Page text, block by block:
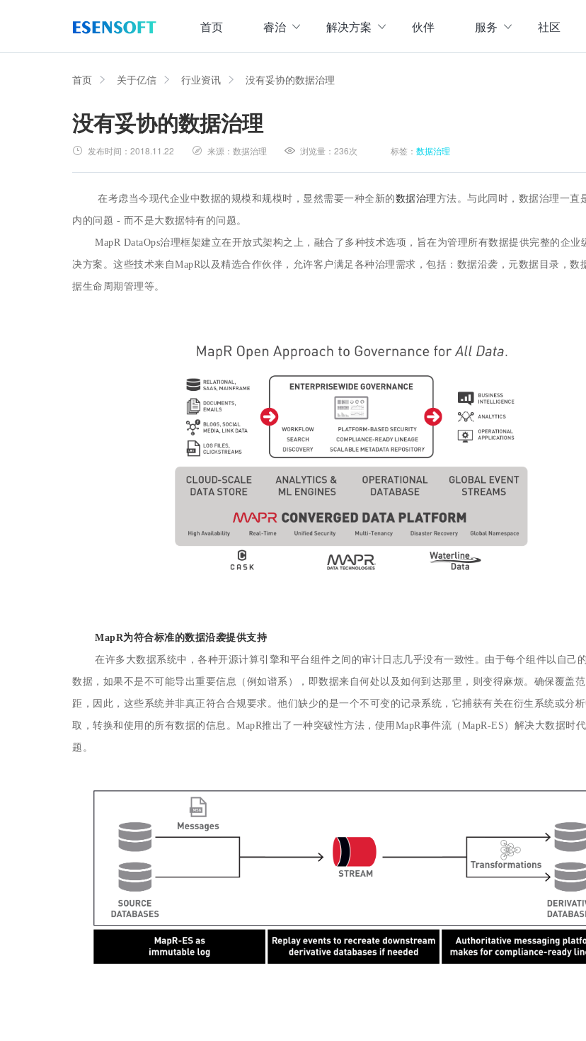
首页 睿治
睿治智能数据治理平台
数据采集
数据集成管理
数据建模与ETF设计，实现数据集中
数据交换管理
数据整合交换，让数据畅通流转
实时计算存储
企业级实时大数据管理，支撑实时决
理清数据资源
数据标准
发现问题发起
解决方案
数据治理全域解决方案
大数据治理方案
从采、存、管、用四大方面构建数据治理体系，实现数字化经营
大数据资产管理方案
集数据集成、数据治理、资产规划开发、资产运营等场景应用于一体
主数据管理方案
主数据全生命周期管理，保障主数据一致性、权威性、共享性，提高企业运营效率
集元数据采集和规整、数据标准建立与评估、数据质量管控与跟踪等场景应用于一体
以元数据
指标体系
面向业务和
集数据采集
涵盖数据
伙伴 服务 社区
首页 关于亿信 行业资讯 没有妥协的数据治理
没有妥协的数据治理
发布时间： 2018.11.22 来源： 数据治理 浏览量： 236次 标签： 数据治理
在考虑当今现代企业中数据的规模和规模时，显然需要一种全新的数据治理方法。与此同时，数据治理一直
内的问题 - 而不是大数据特有的问题。
MapR DataOps治理框架建立在开放式架构之上，融合了多种技术选项，旨在为管理所有数据提供完整的企业
决方案。这些技术来自MapR以及精选合作伙伴，允许客户满足各种治理需求，包括：数据沿袭，元数据目录，数
据生命周期管理等。
MapR为符合标准的数据沿袭提供支持
在许多大数据系统中，各种开源计算引擎和平台组件之间的审计日志几乎没有一致性。由于每个组件以自己
数据，如果不是不可能导出重要信息（例如谱系），即数据来自何处以及如何到达那里，则变得麻烦。确保覆盖
距，因此，这些系统并非真正符合合规要求。他们缺少的是一个不可变的记录系统，它捕获有关在衍生系统或分
取，转换和使用的所有数据的信息。MapR推出了一种突破性方法，使用MapR事件流（MapR-ES）解决大数据时
题。